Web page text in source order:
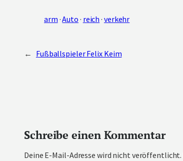
arm · Auto · reich · verkehr
← Fußballspieler Felix Keim
Schreibe einen Kommentar
Deine E-Mail-Adresse wird nicht veröffentlicht.